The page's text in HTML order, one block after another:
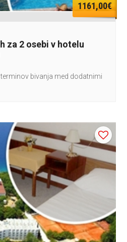
1161,00€
za 2 osebi v hotelu
bivanja med dodatnimi